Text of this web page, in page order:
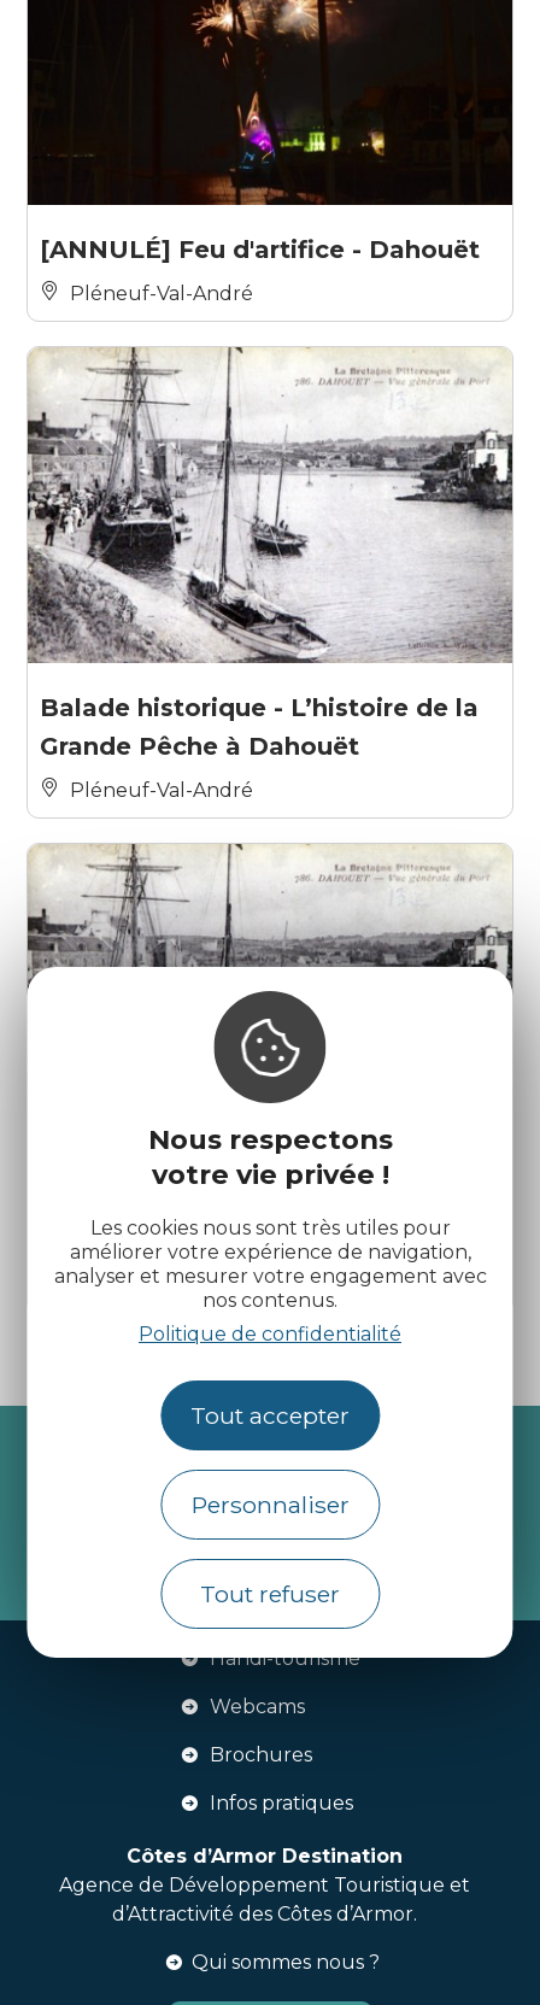
Nous respectons
votre vie privée !
Les cookies nous sont très utiles pour
améliorer votre expérience de navigation,
analyser et mesurer votre engagement avec
nos contenus.
Politique de confidentialité
Tout accepter
Personnaliser
Tout refuser
[ANNULÉ] Feu d'artifice - Dahouët
Pléneuf-Val-André
Balade historique - L’histoire de la
Grande Pêche à Dahouët
Pléneuf-Val-André
Grande Pêche à Dahouët
Pléneuf-Val-André
Recevez l’actualité des
Côtes d’Armor
Handi-tourisme
Webcams
Brochures
Infos pratiques
Côtes d’Armor Destination
Agence de Développement Touristique et
d’Attractivité des Côtes d’Armor.
Qui sommes nous ?